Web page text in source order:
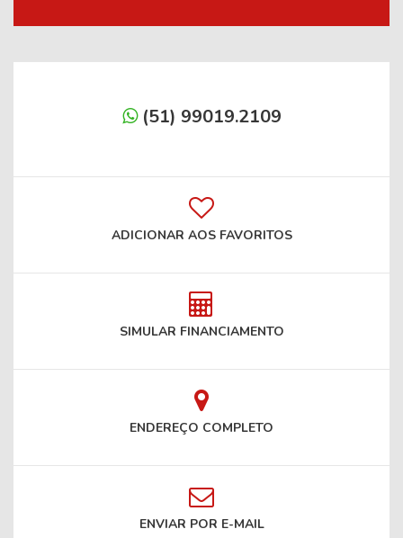
(51) 99019.2109
ADICIONAR AOS FAVORITOS
SIMULAR FINANCIAMENTO
ENDEREÇO COMPLETO
ENVIAR POR E-MAIL